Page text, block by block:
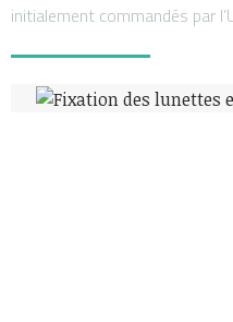
initialement commandés par